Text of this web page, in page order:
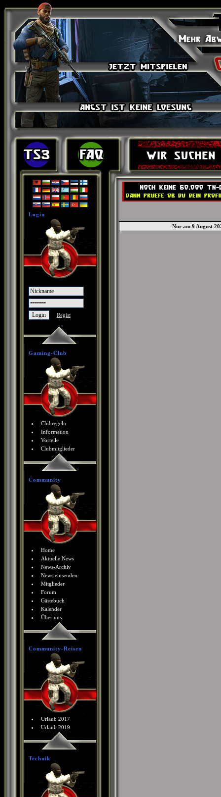
Login
Regist
Gaming-Club
Clubregeln
Information
Vorteile
Clubmitglieder
Community
Home
Aktuelle News
News-Archiv
News einsenden
Mitglieder
Forum
Gästebuch
Kalender
Über uns
Community-Reisen
Urlaub 2017
Urlaub 2019
Technik
Nur am 9 August